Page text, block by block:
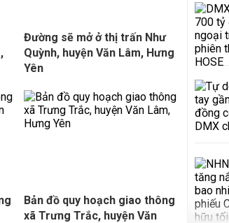
Đường sẽ mở ở thị trấn Như
Quỳnh, huyện Văn Lâm, Hưng
Yên
Bản đồ quy hoạch giao thông
xã Trưng Trắc, huyện Văn